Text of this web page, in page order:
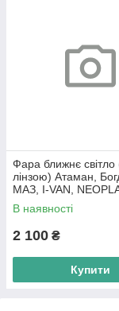
Фара ближнє світло
лінзою) Атаман,
МАЗ, I-VAN,
Туреччина
В наявності
2 100 ₴
Купити